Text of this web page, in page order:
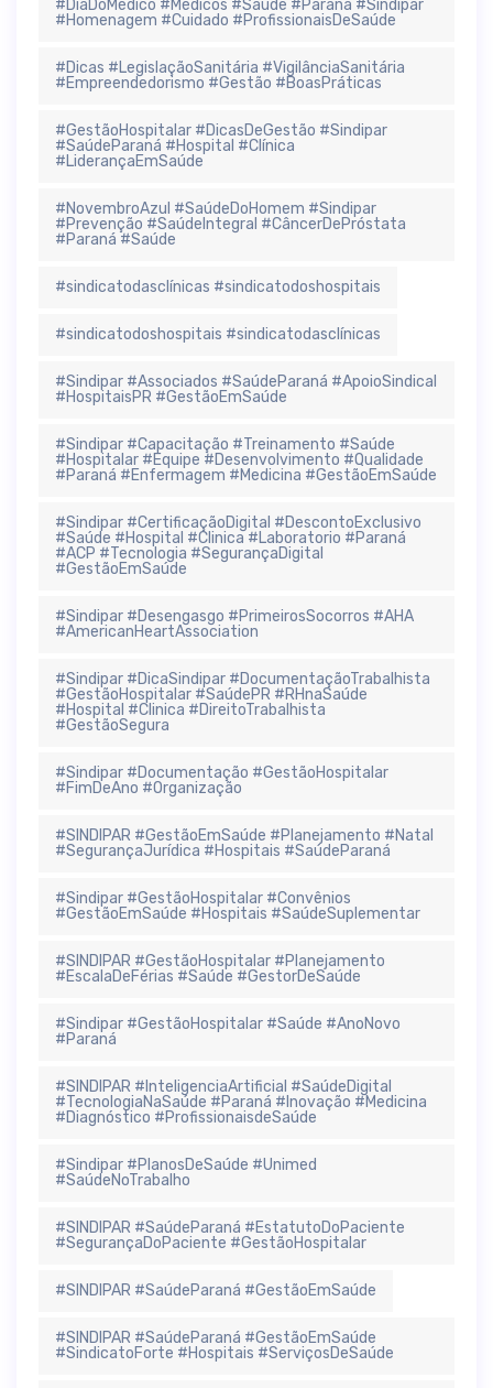
#DiaDoMédico #Médicos #Saúde #Paraná #Sindipar
#Homenagem #Cuidado #ProfissionaisDeSaúde
#Dicas #LegislaçãoSanitária #VigilânciaSanitária
#Empreendedorismo #Gestão #BoasPráticas
#GestãoHospitalar #DicasDeGestão #Sindipar
#SaúdeParaná #Hospital #Clínica
#LiderançaEmSaúde
#NovembroAzul #SaúdeDoHomem #Sindipar
#Prevenção #SaúdeIntegral #CâncerDePróstata
#Paraná #Saúde
#sindicatodasclínicas #sindicatodoshospitais
#sindicatodoshospitais #sindicatodasclínicas
#Sindipar #Associados #SaúdeParaná #ApoioSindical
#HospitaisPR #GestãoEmSaúde
#Sindipar #Capacitação #Treinamento #Saúde
#Hospitalar #Equipe #Desenvolvimento #Qualidade
#Paraná #Enfermagem #Medicina #GestãoEmSaúde
#Sindipar #CertificaçãoDigital #DescontoExclusivo
#Saúde #Hospital #Clinica #Laboratorio #Paraná
#ACP #Tecnologia #SegurançaDigital
#GestãoEmSaúde
#Sindipar #Desengasgo #PrimeirosSocorros #AHA
#AmericanHeartAssociation
#Sindipar #DicaSindipar #DocumentaçãoTrabalhista
#GestãoHospitalar #SaúdePR #RHnaSaúde
#Hospital #Clinica #DireitoTrabalhista
#GestãoSegura
#Sindipar #Documentação #GestãoHospitalar
#FimDeAno #Organização
#SINDIPAR #GestãoEmSaúde #Planejamento #Natal
#SegurançaJurídica #Hospitais #SaúdeParaná
#Sindipar #GestãoHospitalar #Convênios
#GestãoEmSaúde #Hospitais #SaúdeSuplementar
#SINDIPAR #GestãoHospitalar #Planejamento
#EscalaDeFérias #Saúde #GestorDeSaúde
#Sindipar #GestãoHospitalar #Saúde #AnoNovo
#Paraná
#SINDIPAR #InteligenciaArtificial #SaúdeDigital
#TecnologiaNaSaúde #Paraná #Inovação #Medicina
#Diagnóstico #ProfissionaisdeSaúde
#Sindipar #PlanosDeSaúde #Unimed
#SaúdeNoTrabalho
#SINDIPAR #SaúdeParaná #EstatutoDoPaciente
#SegurançaDoPaciente #GestãoHospitalar
#SINDIPAR #SaúdeParaná #GestãoEmSaúde
#SINDIPAR #SaúdeParaná #GestãoEmSaúde
#SindicatoForte #Hospitais #ServiçosDeSaúde